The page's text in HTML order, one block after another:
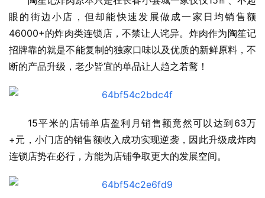
眼的街边小店，但却能快速发展做成一家日均销售额
46000+的炸肉类连锁店，不禁让人诧异。炸肉作为陶笙记
招牌靠的就是不能复制的独家口味以及优质的新鲜原料，不
断的产品升级，老少皆宜的单品让人趋之若鹜！
15平米的店铺单店盈利月销售额竟然可以达到63万
+元，小门店的销售额收入成功实现逆袭，因此升级成炸肉
连锁店势在必行，方能为店铺争取更大的发展空间。